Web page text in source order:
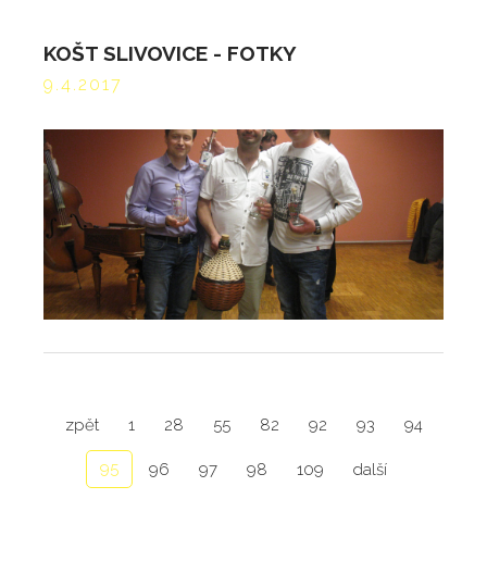
KOŠT SLIVOVICE - FOTKY
9.4.2017
zpět 1 28 55 82 92 93 94
95 96 97 98 109 další